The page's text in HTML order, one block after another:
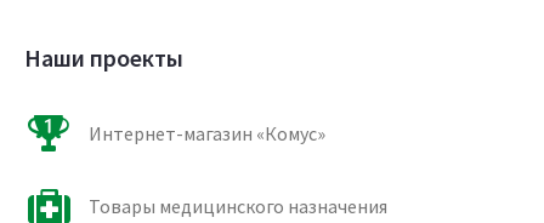
Наши проекты
Интернет-магазин «Комус»
Товары медицинского назначения